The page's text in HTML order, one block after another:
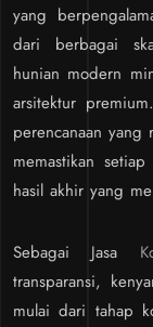
yang
dari berbagai
hunian modern
arsitektur
perencanaan
memastikan
hasil akhir yang
Sebagai Jasa
transparansi,
mulai dari tahap